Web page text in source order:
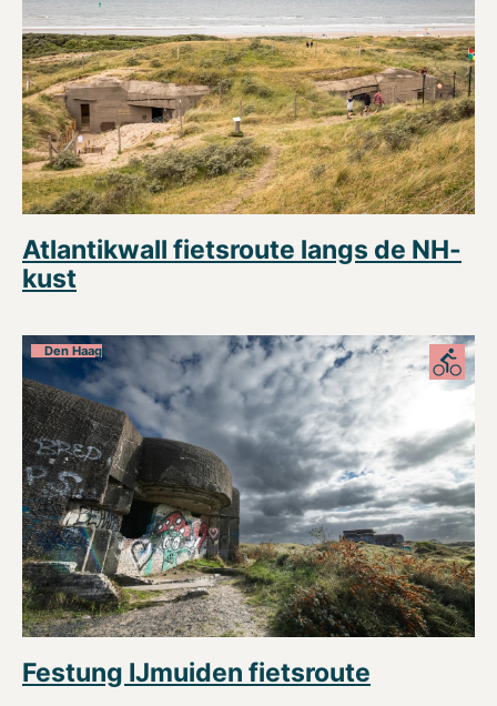
Atlantikwall fietsroute langs de NH-
kust
Den Haag
Festung IJmuiden fietsroute